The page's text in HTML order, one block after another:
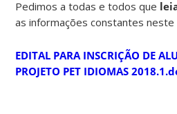
Pedimos a todas e todos que
as informações constantes neste
EDITAL PARA INSCRIÇÃO DE
PROJETO PET IDIOMAS